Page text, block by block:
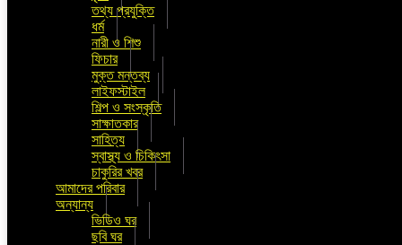
তথ্য প্রযুক্তি
ধর্ম
নারী ও শিশু
ফিচার
মুক্ত মন্তব্য
লাইফস্টাইল
শিল্প ও সংস্কৃতি
সাক্ষাতকার
সাহিত্য
স্বাস্থ্য ও চিকিৎসা
চাকুরির খবর
আমাদের পরিবার
অন্যান্য
ভিডিও ঘর
ছবি ঘর